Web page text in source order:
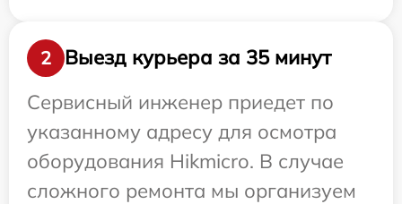
2
Выезд курьера за 35 минут
Сервисный инженер приедет по
указанному адресу для осмотра
оборудования Hikmicro. В случае
сложного ремонта мы организуем